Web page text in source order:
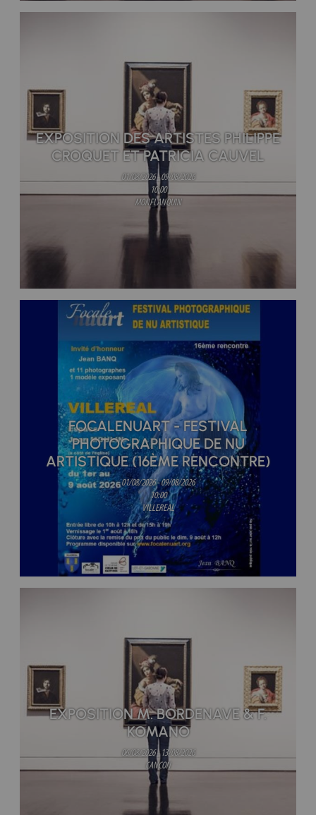
EXPOSITION DES ARTISTES PHILIPPE
CROQUET ET PATRICIA CAUVEL
01/08/2026 - 09/08/2026
10:00
MONFLANQUIN
FOCALENUART - FESTIVAL
PHOTOGRAPHIQUE DE NU
ARTISTIQUE (16ÈME RENCONTRE)
01/08/2026 - 09/08/2026
10:00
VILLEREAL
EXPOSITION M. BORDENAVE & F.
KOMANO
06/08/2026 - 13/08/2026
CANCON